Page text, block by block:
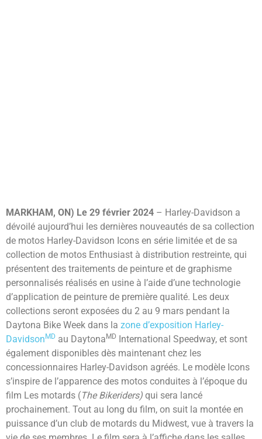
MARKHAM, ON) Le 29 février 2024 – Harley-Davidson a
dévoilé aujourd’hui les dernières nouveautés de sa collection
de motos Harley-Davidson Icons en série limitée et de sa
collection de motos Enthusiast à distribution restreinte, qui
présentent des traitements de peinture et de graphisme
personnalisés réalisés en usine à l’aide d’une technologie
d’application de peinture de première qualité. Les deux
collections seront exposées du 2 au 9 mars pendant la
Daytona Bike Week dans la zone d’exposition Harley-
Davidson MD au Daytona MD International Speedway, et sont
également disponibles dès maintenant chez les
concessionnaires Harley-Davidson agréés. Le modèle Icons
s’inspire de l’apparence des motos conduites à l’époque du
film Les motards (The Bikeriders) qui sera lancé
prochainement. Tout au long du film, on suit la montée en
puissance d’un club de motards du Midwest, vue à travers la